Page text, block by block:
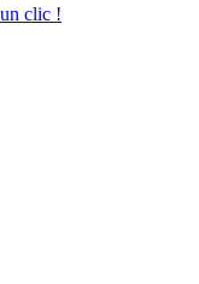
clic !